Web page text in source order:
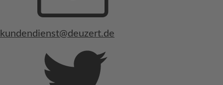
kundendienst@deuzert.de